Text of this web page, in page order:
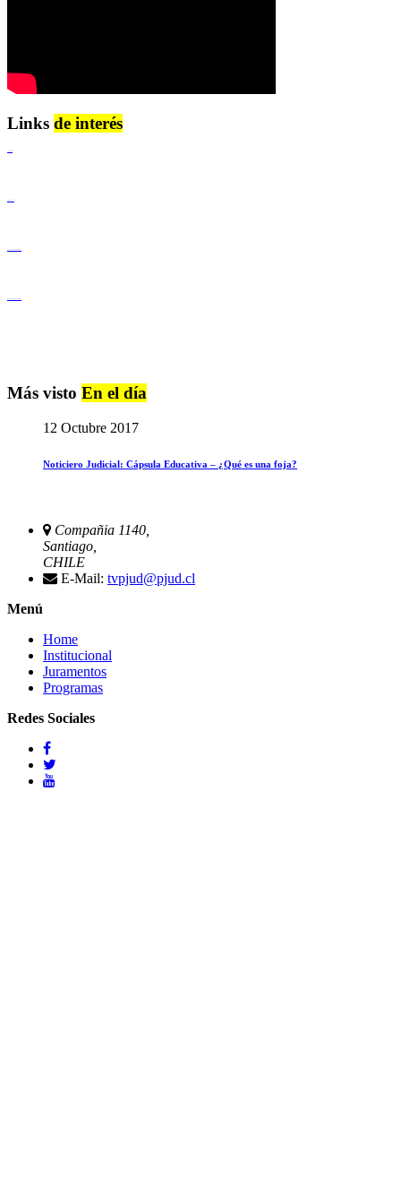
Links de interés
Más visto En el día
12 Octubre 2017
Noticiero Judicial: Cápsula Educativa – ¿Qué es una foja?
Compañia 1140,
Santiago,
CHILE
E-Mail: tvpjud@pjud.cl
Menú
Home
Institucional
Juramentos
Programas
Redes Sociales